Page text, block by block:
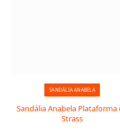
SANDÁLIA ANABELA
Sandália Anabela Plataforma
Strass